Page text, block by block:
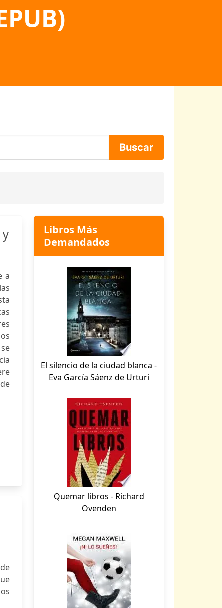
y
a
Libros Más
Demandados
El silencio de la ciudad blanca -
Eva García Sáenz de Urturi
Quemar libros - Richard
Ovenden